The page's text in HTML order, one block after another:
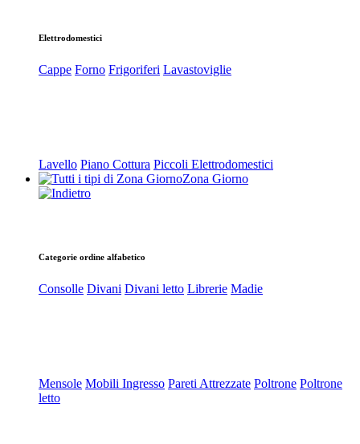
Elettrodomestici
Cappe Forno Frigoriferi Lavastoviglie
Lavello Piano Cottura Piccoli Elettrodomestici
Zona Giorno
Categorie ordine alfabetico
Consolle Divani Divani letto Librerie Madie
Mensole Mobili Ingresso Pareti Attrezzate Poltrone Poltrone
letto